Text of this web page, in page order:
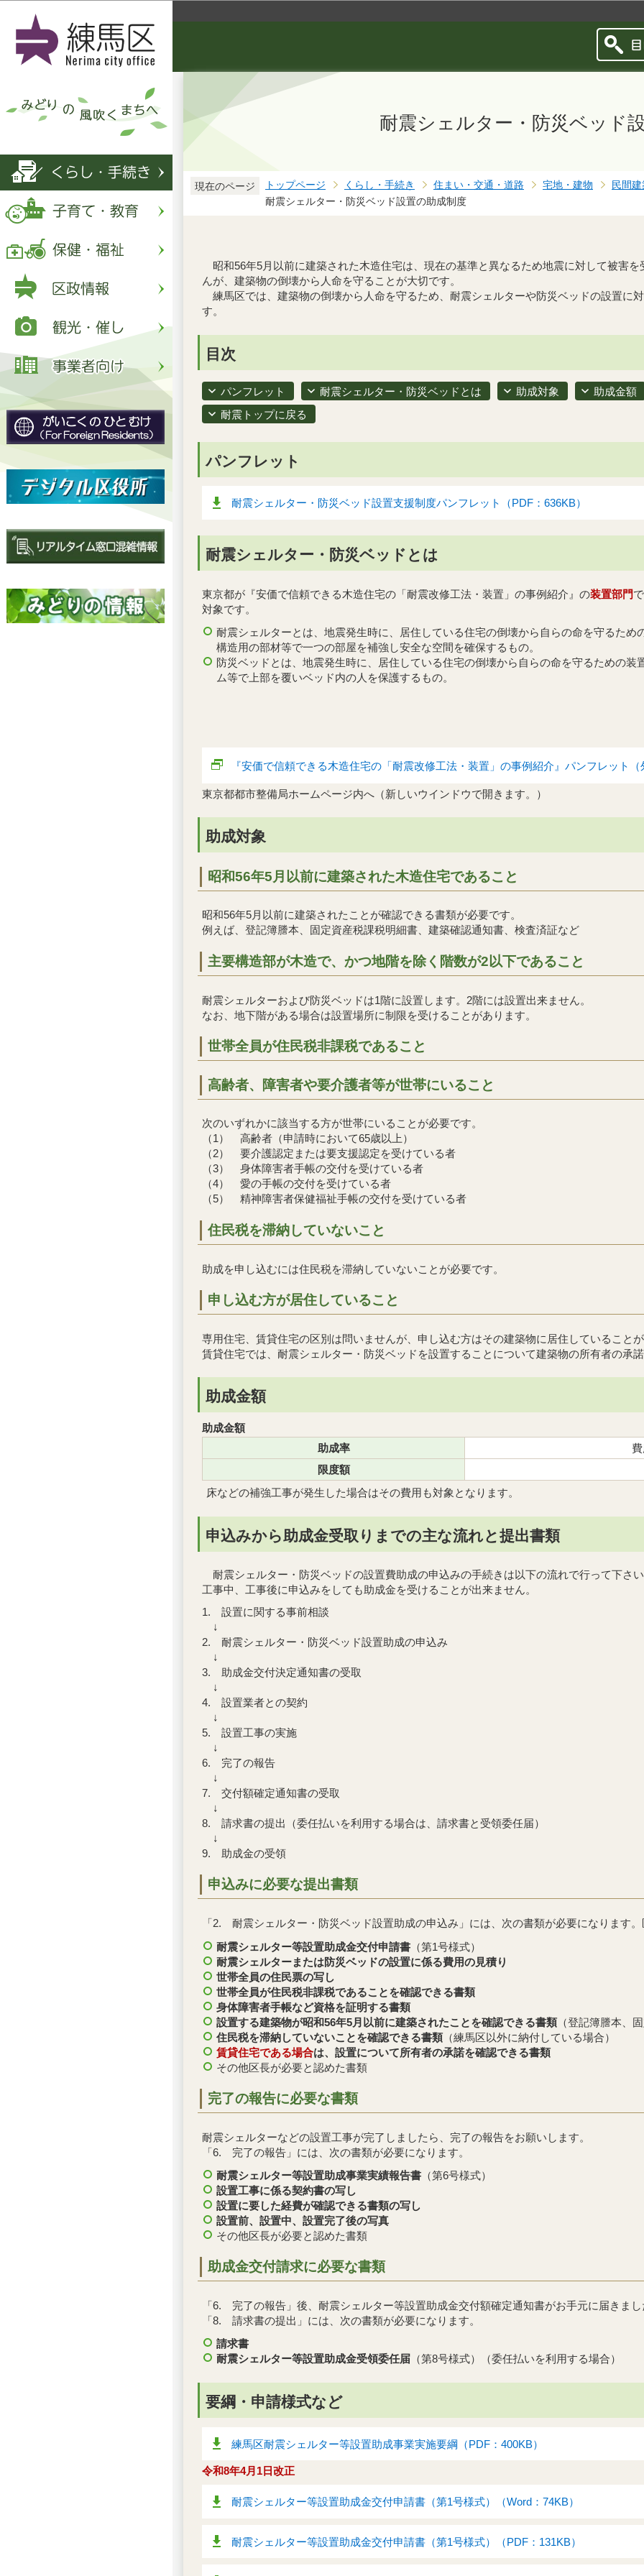
耐震シェルター・防災ベッド
現在のページ トップページ くらし・手続き 住まい・交通・道路 宅地・建物
民間
耐震シェルター・防災ベッド設置の助成制度
昭和56年5月以前に建築された木造住宅は、現在の基準と異なるため地震に対して被害
んが、建築物の倒壊から人命を守ることが大切です。
練馬区では、建築物の倒壊から人命を守るため、耐震シェルターや防災ベッドの設置に
す。
目次
パンフレット 耐震シェルター・防災ベッドとは 助成対象 助成金額
耐震トップに戻る
パンフレット
耐震シェルター・防災ベッド設置支援制度パンフレット（PDF：636KB）
耐震シェルター・防災ベッドとは
東京都が『安価で信頼できる木造住宅の「耐震改修工法・装置」の事例紹介』の装置部門
対象です。
耐震シェルターとは、地震発生時に、居住している住宅の倒壊から自らの命を守るため
構造用の部材等で一つの部屋を補強し安全な空間を確保するもの。
防災ベッドとは、地震発生時に、居住している住宅の倒壊から自らの命を守るための装
ム等で上部を覆いベッド内の人を保護するもの。
『安価で信頼できる木造住宅の「耐震改修工法・装置」の事例紹介』パンフレット（
東京都都市整備局ホームページ内へ（新しいウインドウで開きます。）
助成対象
昭和56年5月以前に建築された木造住宅であること
昭和56年5月以前に建築されたことが確認できる書類が必要です。
例えば、登記簿謄本、固定資産税課税明細書、建築確認通知書、検査済証など
主要構造部が木造で、かつ地階を除く階数が2以下であること
耐震シェルターおよび防災ベッドは1階に設置します。2階には設置出来ません。
なお、地下階がある場合は設置場所に制限を受けることがあります。
世帯全員が住民税非課税であること
高齢者、障害者や要介護者等が世帯にいること
次のいずれかに該当する方が世帯にいることが必要です。
（1） 高齢者（申請時において65歳以上）
（2） 要介護認定または要支援認定を受けている者
（3） 身体障害者手帳の交付を受けている者
（4） 愛の手帳の交付を受けている者
（5） 精神障害者保健福祉手帳の交付を受けている者
住民税を滞納していないこと
助成を申し込むには住民税を滞納していないことが必要です。
申し込む方が居住していること
専用住宅、賃貸住宅の区別は問いませんが、申し込む方はその建築物に居住していることが
賃貸住宅では、耐震シェルター・防災ベッドを設置することについて建築物の所有者の承諾
助成金額
助成金額
助成率
限度額
床などの補強工事が発生した場合はその費用も対象となります。
申込みから助成金受取りまでの主な流れと提出書類
耐震シェルター・防災ベッドの設置費助成の申込みの手続きは以下の流れで行って下さ
工事中、工事後に申込みをしても助成金を受けることが出来ません。
1. 設置に関する事前相談
↓
2. 耐震シェルター・防災ベッド設置助成の申込み
↓
3. 助成金交付決定通知書の受取
↓
4. 設置業者との契約
↓
5. 設置工事の実施
↓
6. 完了の報告
↓
7. 交付額確定通知書の受取
↓
8. 請求書の提出（委任払いを利用する場合は、請求書と受領委任届）
↓
9. 助成金の受領
申込みに必要な提出書類
「2. 耐震シェルター・防災ベッド設置助成の申込み」には、次の書類が必要になります。
耐震シェルター等設置助成金交付申請書 （第1号様式）
耐震シェルターまたは防災ベッドの設置に係る費用の見積り
世帯全員の住民票の写し
世帯全員が住民税非課税であることを確認できる書類
身体障害者手帳など資格を証明する書類
設置する建築物が昭和56年5月以前に建築されたことを確認できる書類 （登記簿謄本、
住民税を滞納していないことを確認できる書類 （練馬区以外に納付している場合）
賃貸住宅である場合は、設置について所有者の承諾を確認できる書類
その他区長が必要と認めた書類
完了の報告に必要な書類
耐震シェルターなどの設置工事が完了しましたら、完了の報告をお願いします。
「6. 完了の報告」には、次の書類が必要になります。
耐震シェルター等設置助成事業実績報告書 （第6号様式）
設置工事に係る契約書の写し
設置に要した経費が確認できる書類の写し
設置前、設置中、設置完了後の写真
その他区長が必要と認めた書類
助成金交付請求に必要な書類
「6. 完了の報告」後、耐震シェルター等設置助成金交付額確定通知書がお手元に届きまし
「8. 請求書の提出」には、次の書類が必要になります。
請求書
耐震シェルター等設置助成金受領委任届 （第8号様式）（委任払いを利用する場合）
要綱・申請様式など
練馬区耐震シェルター等設置助成事業実施要綱（PDF：400KB）
令和8年4月1日改正
耐震シェルター等設置助成金交付申請書（第1号様式）（Word：74KB）
耐震シェルター等設置助成金交付申請書（第1号様式）（PDF：131KB）